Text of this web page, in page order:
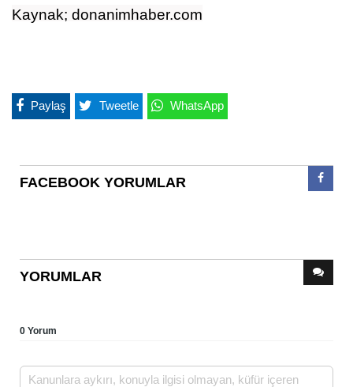
Kaynak; donanimhaber.com
Paylaş Tweetle WhatsApp
FACEBOOK YORUMLAR
YORUMLAR
0 Yorum